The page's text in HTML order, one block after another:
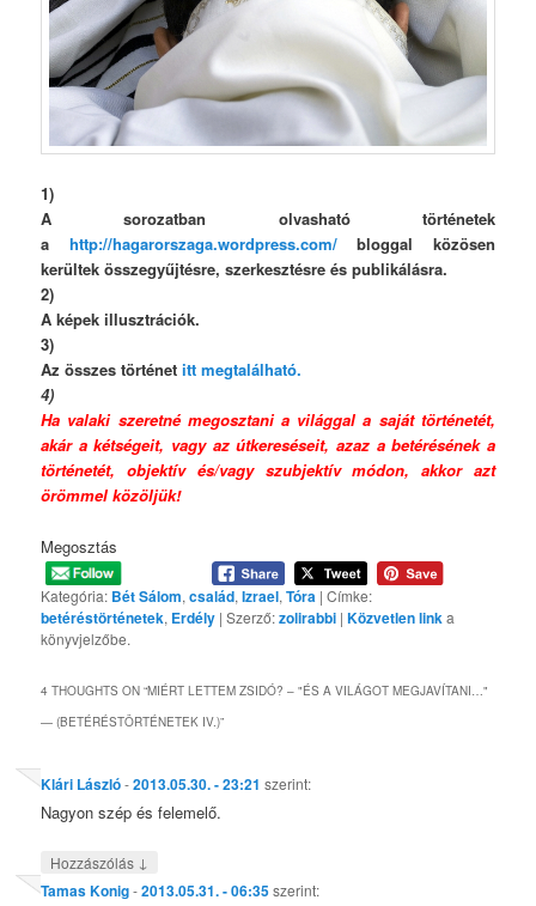
1)
A sorozatban olvasható történetek
a http://hagarorszaga.wordpress.com/bloggal közösen
kerültek összegyűjtésre, szerkesztésre és publikálásra.
2)
A képek illusztrációk.
3)
Az összes történetitt megtalálható.
4)
Ha valaki szeretné megosztani a világgal a saját történetét,
akár a kétségeit, vagy az útkereséseit, azaz a betérésének a
történetét, objektív és/vagy szubjektív módon, akkor azt
örömmel közöljük!
Megosztás
Kategória: Bét Sálom,család,Izrael,Tóra | Címke:
betéréstörténetek, Erdély | Szerző:zolirabbi |Közvetlen linka
könyvjelzőbe.
4 THOUGHTS ON “MIÉRT LETTEM ZSIDÓ? – "ÉS A VILÁGOT MEGJAVÍTANI…"
— (BETÉRÉSTÖRTÉNETEK IV.)”
Klári László-2013.05.30. - 23:21 szerint:
Nagyon szép és felemelő.
Hozzászólás ↓
Tamas Konig-2013.05.31. - 06:35szerint: